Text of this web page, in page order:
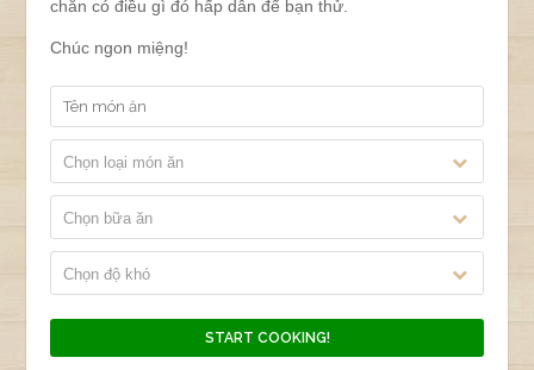
chắn có điều gì đó hấp dẫn để bạn thử.
Chúc ngon miệng!
Chọn loại món ăn
Chọn bữa ăn
Chọn độ khó